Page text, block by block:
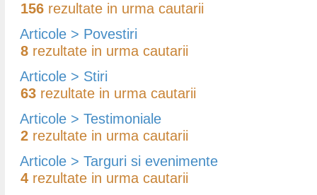
156 rezultate in urma cautarii
Articole > Povestiri
8 rezultate in urma cautarii
Articole > Stiri
63 rezultate in urma cautarii
Articole > Testimoniale
2 rezultate in urma cautarii
Articole > Targuri si evenimente
4 rezultate in urma cautarii